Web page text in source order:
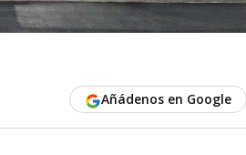
Añádenos en Google